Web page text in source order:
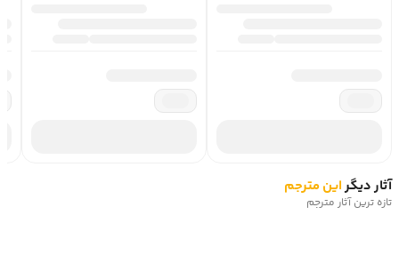
آثار دیگراین مترجم
تازه ترین آثار مترجم